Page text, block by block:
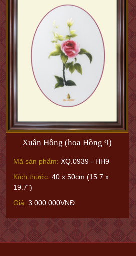
Xuân Hồng (hoa Hồng 9)
Mã sản phẩm: XQ.0939 - HH9
Kích thước: 40 x 50cm (15.7 x
19.7")
Giá: 3.000.000VNĐ